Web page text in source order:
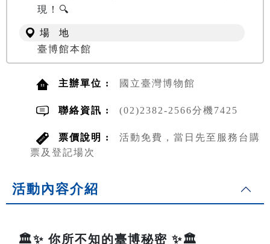
現！🔍
場 地
臺博館本館
主辦單位 : 國立臺灣博物館
聯絡資訊 : (02)2382-2566分機7425
票價說明 :
活動免費，當日先至服務台購
票及登記場次
活動內容介紹
🏛️✨ 你所不知的臺博秘密 ✨🏛️